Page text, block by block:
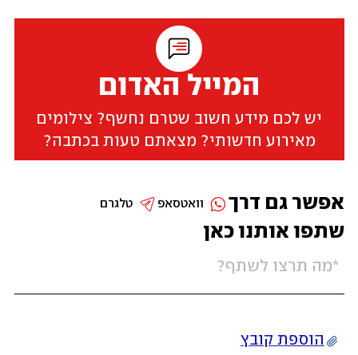
המייל האדום
יש לכם מידע חשוב שטרם נחשף? צילומים
מאירוע חדשותי? מצאתם טעות בכתבה?
שתפו אותנו כאן
הוספת קובץ
אפשר גם דרך טלגרם וואטסאפ